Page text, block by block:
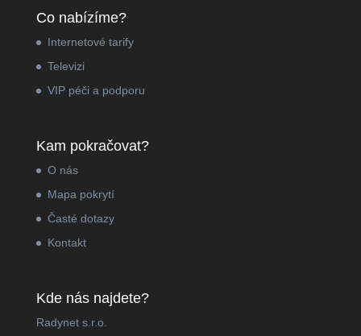
Co nabízíme?
Internetové tarify
Televizi
VIP péči a podporu
Kam pokračovat?
O nás
Mapa pokrytí
Časté dotazy
Kontakt
Kde nás najdete?
Radynet s.r.o.